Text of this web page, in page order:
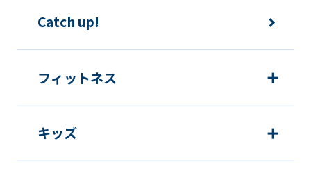
from
Catch up!
フィットネス
キッズ